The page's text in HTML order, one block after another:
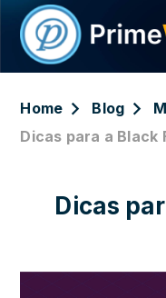
Home Blog
Dicas para a Black
Dicas